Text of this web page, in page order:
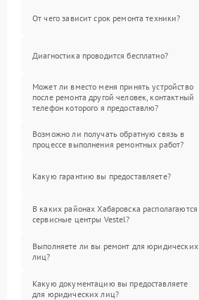
От чего зависит срок ремонта техники?
Диагностика проводится бесплатно?
Может ли вместо меня принять устройство
после ремонта другой человек, контактный
телефон которого я предоставлю?
Возможно ли получать обратную связь в
процессе выполнения ремонтных работ?
Какую гарантию вы предоставляете?
В каких районах Хабаровска располагаются
сервисные центры Vestel?
Выполняете ли вы ремонт для юридических
лиц?
Какую документацию вы предоставляете
для юридических лиц?